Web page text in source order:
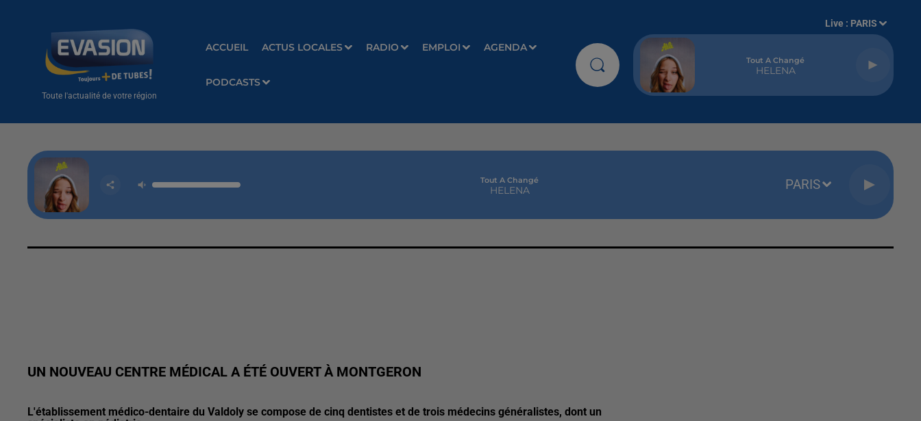
Toute l'actualité de votre région
ACCUEIL ACTUS LOCALES RADIO EMPLOI AGENDA
PODCASTS
Live : PARIS
Tout A Changé
HELENA
Tout A Changé
HELENA PARIS
UN NOUVEAU CENTRE MÉDICAL A ÉTÉ OUVERT À MONTGERON
L'établissement médico-dentaire du Valdoly se compose de cinq dentistes et de trois médecins généralistes, dont un